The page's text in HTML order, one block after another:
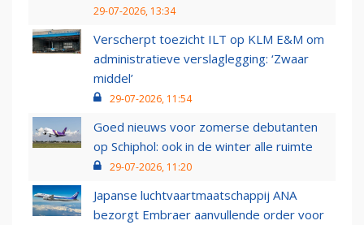
29-07-2026, 13:34
Verscherpt toezicht ILT op KLM E&M om
administratieve verslaglegging: ‘Zwaar
middel’
29-07-2026, 11:54
Goed nieuws voor zomerse debutanten
op Schiphol: ook in de winter alle ruimte
29-07-2026, 11:20
Japanse luchtvaartmaatschappij ANA
bezorgt Embraer aanvullende order voor